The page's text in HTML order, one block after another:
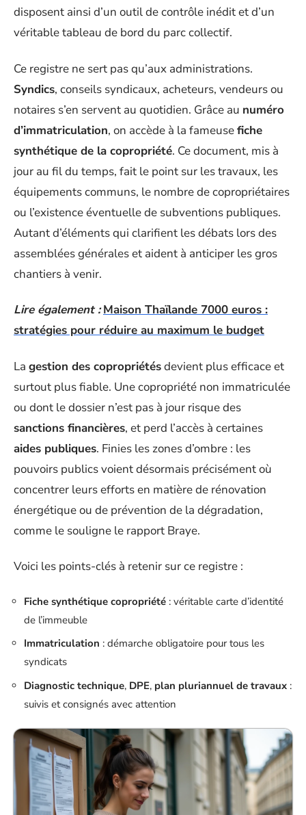
disposent ainsi d’un outil de contrôle inédit et d’un
véritable tableau de bord du parc collectif.
Ce registre ne sert pas qu’aux administrations.
Syndics, conseils syndicaux, acheteurs, vendeurs ou
notaires s’en servent au quotidien. Grâce au numéro
d’immatriculation, on accède à la fameusefiche
synthétique de la copropriété. Ce document, mis à
jour au fil du temps, fait le point sur les travaux, les
équipements communs, le nombre de copropriétaires
ou l’existence éventuelle de subventions publiques.
Autant d’éléments qui clarifient les débats lors des
assemblées générales et aident à anticiper les gros
chantiers à venir.
Lire également : Maison Thaïlande 7000 euros :
stratégies pour réduire au maximum le budget
La gestion des copropriétésdevient plus efficace et
surtout plus fiable. Une copropriété non immatriculée
ou dont le dossier n’est pas à jour risque des
sanctions financières, et perd l’accès à certaines
aides publiques. Finies les zones d’ombre : les
pouvoirs publics voient désormais précisément où
concentrer leurs efforts en matière de rénovation
énergétique ou de prévention de la dégradation,
comme le souligne le rapport Braye.
Voici les points-clés à retenir sur ce registre :
Fiche synthétique copropriété : véritable carte d’identité
de l’immeuble
Immatriculation : démarche obligatoire pour tous les
syndicats
Diagnostic technique, DPE, plan pluriannuel de travaux :
suivis et consignés avec attention